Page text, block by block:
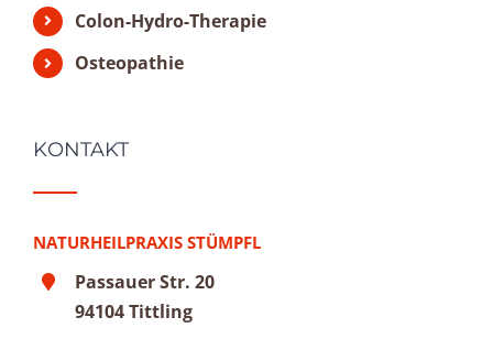
Colon-Hydro-Therapie
Osteopathie
KONTAKT
NATURHEILPRAXIS STÜMPFL
Passauer Str. 20
94104 Tittling